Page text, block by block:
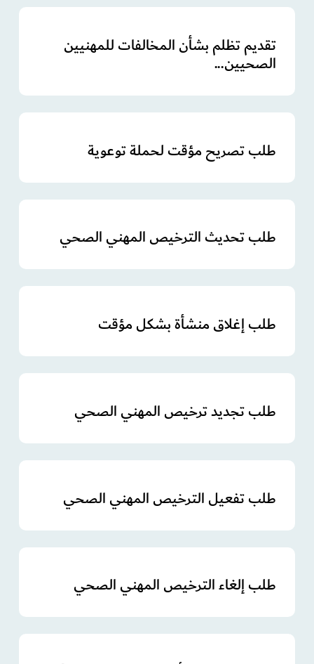
تقديم تظلم بشأن المخالفات للمهنيين
الصحيين...
طلب تصريح مؤقت لحملة توعوية
طلب تحديث الترخيص المهني الصحي
طلب إغلاق منشأة بشكل مؤقت
طلب تجديد ترخيص المهني الصحي
طلب تفعيل الترخيص المهني الصحي
طلب إلغاء الترخيص المهني الصحي